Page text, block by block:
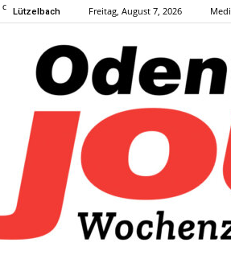
C Lützelbach Freitag, August 7, 2026